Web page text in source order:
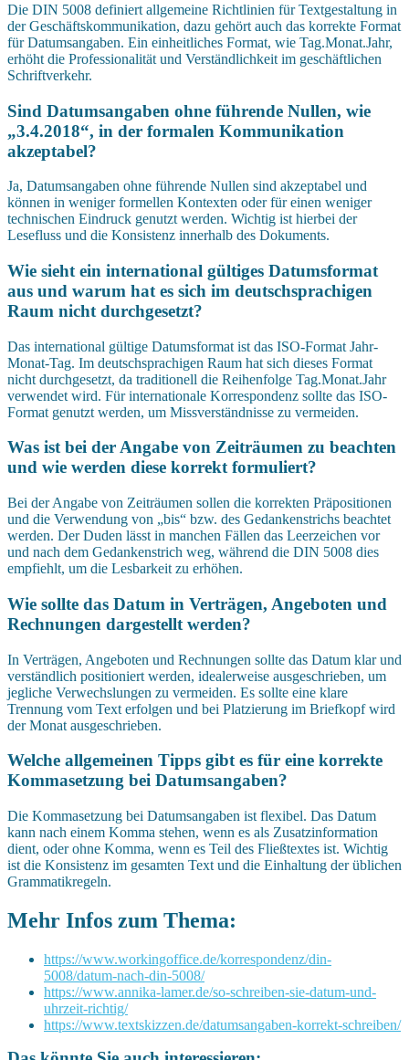
Die DIN 5008 definiert allgemeine Richtlinien für Textgestaltung in
der Geschäftskommunikation, dazu gehört auch das korrekte Format
für Datumsangaben. Ein einheitliches Format, wie Tag.Monat.Jahr,
erhöht die Professionalität und Verständlichkeit im geschäftlichen
Schriftverkehr.
Sind Datumsangaben ohne führende Nullen, wie
„3.4.2018“, in der formalen Kommunikation
akzeptabel?
Ja, Datumsangaben ohne führende Nullen sind akzeptabel und
können in weniger formellen Kontexten oder für einen weniger
technischen Eindruck genutzt werden. Wichtig ist hierbei der
Lesefluss und die Konsistenz innerhalb des Dokuments.
Wie sieht ein international gültiges Datumsformat
aus und warum hat es sich im deutschsprachigen
Raum nicht durchgesetzt?
Das international gültige Datumsformat ist das ISO-Format Jahr-
Monat-Tag. Im deutschsprachigen Raum hat sich dieses Format
nicht durchgesetzt, da traditionell die Reihenfolge Tag.Monat.Jahr
verwendet wird. Für internationale Korrespondenz sollte das ISO-
Format genutzt werden, um Missverständnisse zu vermeiden.
Was ist bei der Angabe von Zeiträumen zu beachten
und wie werden diese korrekt formuliert?
Bei der Angabe von Zeiträumen sollen die korrekten Präpositionen
und die Verwendung von „bis“ bzw. des Gedankenstrichs beachtet
werden. Der Duden lässt in manchen Fällen das Leerzeichen vor
und nach dem Gedankenstrich weg, während die DIN 5008 dies
empfiehlt, um die Lesbarkeit zu erhöhen.
Wie sollte das Datum in Verträgen, Angeboten und
Rechnungen dargestellt werden?
In Verträgen, Angeboten und Rechnungen sollte das Datum klar und
verständlich positioniert werden, idealerweise ausgeschrieben, um
jegliche Verwechslungen zu vermeiden. Es sollte eine klare
Trennung vom Text erfolgen und bei Platzierung im Briefkopf wird
der Monat ausgeschrieben.
Welche allgemeinen Tipps gibt es für eine korrekte
Kommasetzung bei Datumsangaben?
Die Kommasetzung bei Datumsangaben ist flexibel. Das Datum
kann nach einem Komma stehen, wenn es als Zusatzinformation
dient, oder ohne Komma, wenn es Teil des Fließtextes ist. Wichtig
ist die Konsistenz im gesamten Text und die Einhaltung der üblichen
Grammatikregeln.
Mehr Infos zum Thema:
https://www.workingoffice.de/korrespondenz/din-
5008/datum-nach-din-5008/
https://www.annika-lamer.de/so-schreiben-sie-datum-und-
uhrzeit-richtig/
https://www.textskizzen.de/datumsangaben-korrekt-schreiben/